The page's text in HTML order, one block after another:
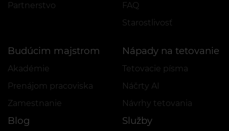
Partnerstvo
FAQ
Starostlivosť
Budúcim majstrom
Akadémie
Prenájom pracoviska
Zamestnanie
Nápady na tetovanie
Tetovacie písma
Náčrty AI
Návrhy tetovania
Blog Služby